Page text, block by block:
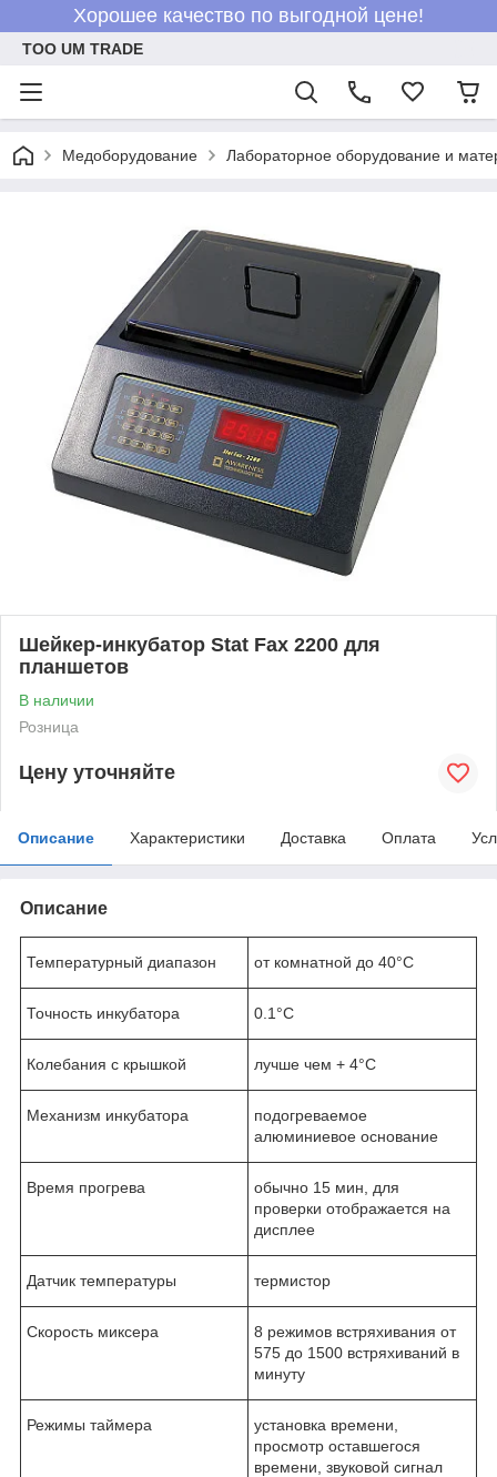
Хорошее качество по выгодной цене!
ТОО UM TRADE
Медоборудование Лабораторное оборудование и
Шейкер-инкубатор Stat Fax 2200 для
планшетов
В наличии
Розница
Цену уточняйте
Описание Характеристики Доставка Оплата
Описание
Температурный диапазон от комнатной до 40°С
Точность инкубатора 0.1°С
Колебания с крышкой лучше чем + 4°С
Механизм инкубатора
подогреваемое
алюминиевое основание
Время прогрева
обычно 15 мин, для
проверки отображается на
дисплее
Датчик температуры термистор
Скорость миксера
8 режимов встряхивания от
575 до 1500 встряхиваний в
минуту
Режимы таймера
установка времени,
просмотр оставшегося
времени, звуковой сигнал